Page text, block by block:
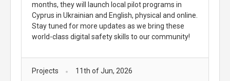
months, they will launch local pilot programs in
Cyprus in Ukrainian and English, physical and online.
Stay tuned for more updates as we bring these
world-class digital safety skills to our community!
Projects 11th of Jun, 2026